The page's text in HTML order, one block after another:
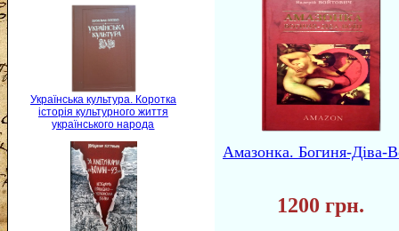
Українська культура. Коротка
історія культурного життя
українського народа
Амазонка. Богиня-Діва-
1200 грн.